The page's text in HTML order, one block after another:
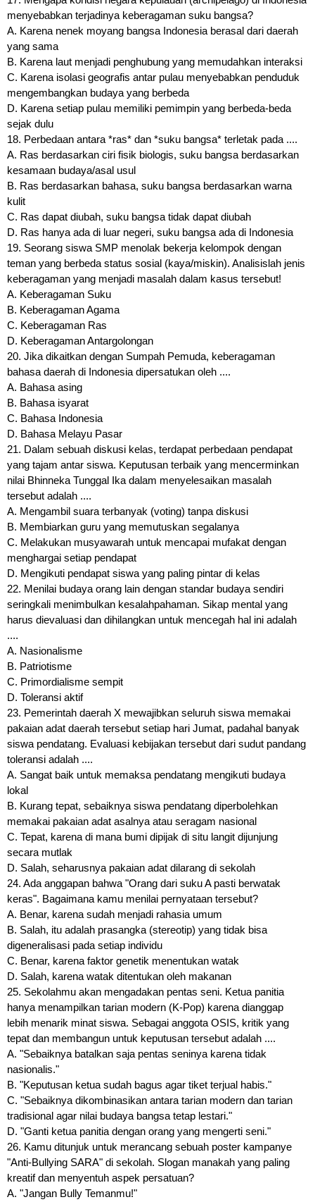
menyebabkan terjadinya keberagaman suku bangsa?
A. Karena nenek moyang bangsa Indonesia berasal dari daerah
yang sama
B. Karena laut menjadi penghubung yang memudahkan interaksi
C. Karena isolasi geografis antar pulau menyebabkan penduduk
mengembangkan budaya yang berbeda
D. Karena setiap pulau memiliki pemimpin yang berbeda-beda
sejak dulu
18. Perbedaan antara *ras* dan *suku bangsa* terletak pada ....
A. Ras berdasarkan ciri fisik biologis, suku bangsa berdasarkan
kesamaan budaya/asal usul
B. Ras berdasarkan bahasa, suku bangsa berdasarkan warna
kulit
C. Ras dapat diubah, suku bangsa tidak dapat diubah
D. Ras hanya ada di luar negeri, suku bangsa ada di Indonesia
19. Seorang siswa SMP menolak bekerja kelompok dengan
teman yang berbeda status sosial (kaya/miskin). Analisislah jenis
keberagaman yang menjadi masalah dalam kasus tersebut!
A. Keberagaman Suku
B. Keberagaman Agama
C. Keberagaman Ras
D. Keberagaman Antargolongan
20. Jika dikaitkan dengan Sumpah Pemuda, keberagaman
bahasa daerah di Indonesia dipersatukan oleh ....
A. Bahasa asing
B. Bahasa isyarat
C. Bahasa Indonesia
D. Bahasa Melayu Pasar
21. Dalam sebuah diskusi kelas, terdapat perbedaan pendapat
yang tajam antar siswa. Keputusan terbaik yang mencerminkan
nilai Bhinneka Tunggal Ika dalam menyelesaikan masalah
tersebut adalah ....
A. Mengambil suara terbanyak (voting) tanpa diskusi
B. Membiarkan guru yang memutuskan segalanya
C. Melakukan musyawarah untuk mencapai mufakat dengan
menghargai setiap pendapat
D. Mengikuti pendapat siswa yang paling pintar di kelas
22. Menilai budaya orang lain dengan standar budaya sendiri
seringkali menimbulkan kesalahpahaman. Sikap mental yang
harus dievaluasi dan dihilangkan untuk mencegah hal ini adalah
....
A. Nasionalisme
B. Patriotisme
C. Primordialisme sempit
D. Toleransi aktif
23. Pemerintah daerah X mewajibkan seluruh siswa memakai
pakaian adat daerah tersebut setiap hari Jumat, padahal banyak
siswa pendatang. Evaluasi kebijakan tersebut dari sudut pandang
toleransi adalah ....
A. Sangat baik untuk memaksa pendatang mengikuti budaya
lokal
B. Kurang tepat, sebaiknya siswa pendatang diperbolehkan
memakai pakaian adat asalnya atau seragam nasional
C. Tepat, karena di mana bumi dipijak di situ langit dijunjung
secara mutlak
D. Salah, seharusnya pakaian adat dilarang di sekolah
24. Ada anggapan bahwa "Orang dari suku A pasti berwatak
keras". Bagaimana kamu menilai pernyataan tersebut?
A. Benar, karena sudah menjadi rahasia umum
B. Salah, itu adalah prasangka (stereotip) yang tidak bisa
digeneralisasi pada setiap individu
C. Benar, karena faktor genetik menentukan watak
D. Salah, karena watak ditentukan oleh makanan
25. Sekolahmu akan mengadakan pentas seni. Ketua panitia
hanya menampilkan tarian modern (K-Pop) karena dianggap
lebih menarik minat siswa. Sebagai anggota OSIS, kritik yang
tepat dan membangun untuk keputusan tersebut adalah ....
A. "Sebaiknya batalkan saja pentas seninya karena tidak
nasionalis."
B. "Keputusan ketua sudah bagus agar tiket terjual habis."
C. "Sebaiknya dikombinasikan antara tarian modern dan tarian
tradisional agar nilai budaya bangsa tetap lestari."
D. "Ganti ketua panitia dengan orang yang mengerti seni."
26. Kamu ditunjuk untuk merancang sebuah poster kampanye
"Anti-Bullying SARA" di sekolah. Slogan manakah yang paling
kreatif dan menyentuh aspek persatuan?
A. "Jangan Bully Temanmu!"